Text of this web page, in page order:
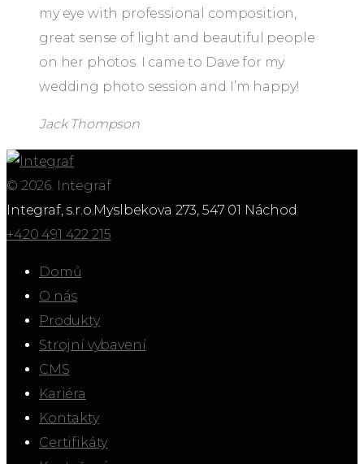
my eye with professional composition,
great sense of light and beautiful people
on her photos. I came to Dave for my
wedding photo session and I’m happy!
Jack Thompson
© 2026. Integraf
Integraf, s.r.o.Myslbekova 273, 547 01 Náchod
+420 491 422 215
Domů
O nás
Produkty
Strojní vybavení
CMS
Kariéra
Kontakty
Certifikáty